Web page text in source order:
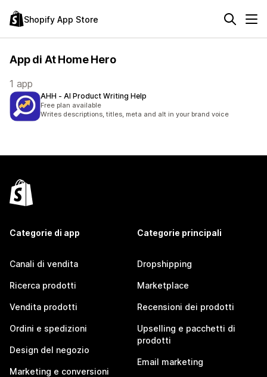
Shopify App Store
App di At Home Hero
1 app
AHH ‑ AI Product Writing Help
Free plan available
Writes descriptions, titles, meta and alt in your brand voice
Categorie di app
Canali di vendita
Ricerca prodotti
Vendita prodotti
Ordini e spedizioni
Design del negozio
Marketing e conversioni
Categorie principali
Dropshipping
Marketplace
Recensioni dei prodotti
Upselling e pacchetti di
prodotti
Email marketing